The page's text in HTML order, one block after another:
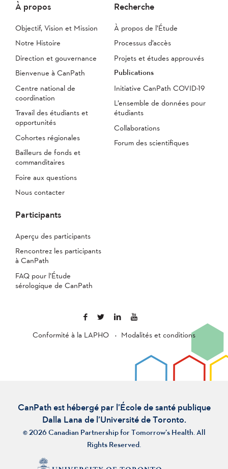
À propos
Objectif, Vision et Mission
Notre Histoire
Direction et gouvernance
Bienvenue à CanPath
Centre national de
coordination
Travail des étudiants et
opportunités
Cohortes régionales
Bailleurs de fonds et
commanditaires
Foire aux questions
Nous contacter
Recherche
À propos de l’Étude
Processus d’accès
Projets et études approuvés
Publications
Initiative CanPath COVID-19
L’ensemble de données pour
étudiants
Collaborations
Forum des scientifiques
Participants
Aperçu des participants
Rencontrez les participants
à CanPath
FAQ pour l’Étude
sérologique de CanPath
Conformité à la LAPHO Modalités et conditions
CanPath est hébergé par l’École de santé publique
Dalla Lana de l’Université de Toronto.
© 2026 Canadian Partnership for Tomorrow’s Health. All
Rights Reserved.